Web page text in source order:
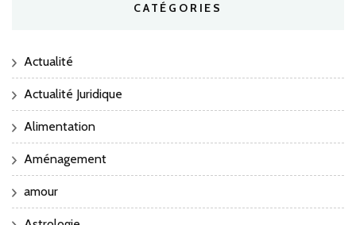
CATÉGORIES
Actualité
Actualité Juridique
Alimentation
Aménagement
amour